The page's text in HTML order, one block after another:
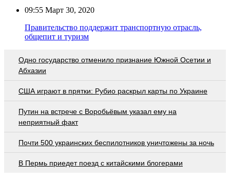
09:55 Март 30, 2020
Правительство поддержит транспортную отрасль,
общепит и туризм
Одно государство отменило признание Южной Осетии и
Абхазии
США играют в прятки: Рубио раскрыл карты по Украине
Путин на встрече с Воробьёвым указал ему на
неприятный факт
Почти 500 украинских беспилотников уничтожены за ночь
В Пермь приедет поезд с китайскими блогерами